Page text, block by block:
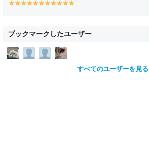
y
o
y
o
y
o
y
o
y
o
y
o
y
o
y
o
y
o
y
oo
ブックマークしたユーザー
すべてのユーザーを見る